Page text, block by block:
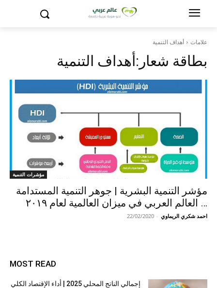
علامات أهداف التنمية
بطاقة شعار:أهداف التنمية
مؤشرات التنمية
مؤشر التنمية البشرية | جوهر التنمية المستدامة
… العالم العربي في ميزان العالمية لعام ٢٠١٩
احمد شكري الريماوي -
22/02/2020
MOST READ
إجمالي الناتج المحلي 2025 | أداء الإقتصاد الكلي